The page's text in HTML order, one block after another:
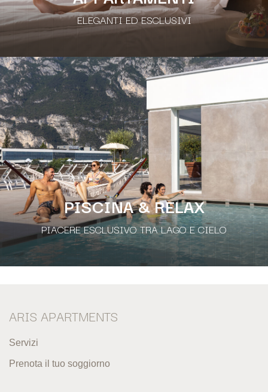
ELEGANTI ED ESCLUSIVI
PISCINA & RELAX
PIACERE ESCLUSIVO TRA LAGO E CIELO
ARIS APARTMENTS
Servizi
Prenota il tuo soggiorno